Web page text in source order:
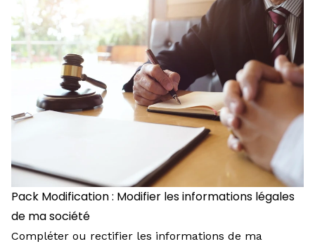
Pack Modification : Modifier les informations légales
de ma société
Compléter ou rectifier les informations de ma